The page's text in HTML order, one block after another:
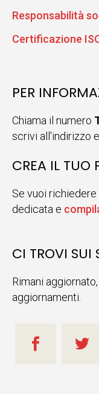
Responsabilità
Certificazione
PER
Chiama il numero
scrivi all'indirizzo
CREA IL TUO
Se vuoi richiedere
dedicata e
CI TROVI SUI
Rimani
aggiornamenti.